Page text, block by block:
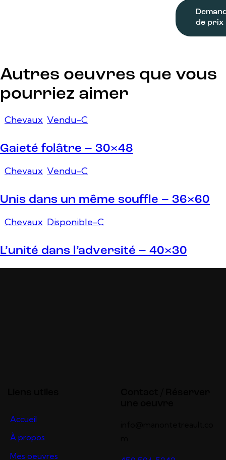
de prix
Autres oeuvres que vous
pourriez aimer
Chevaux Vendu-C
Gaieté folâtre – 30×48
Chevaux Vendu-C
Unis dans un même souffle – 36×60
Chevaux Disponible-C
L’unité dans l’adversité – 40×30
Accueil
À propos
Mes oeuvres